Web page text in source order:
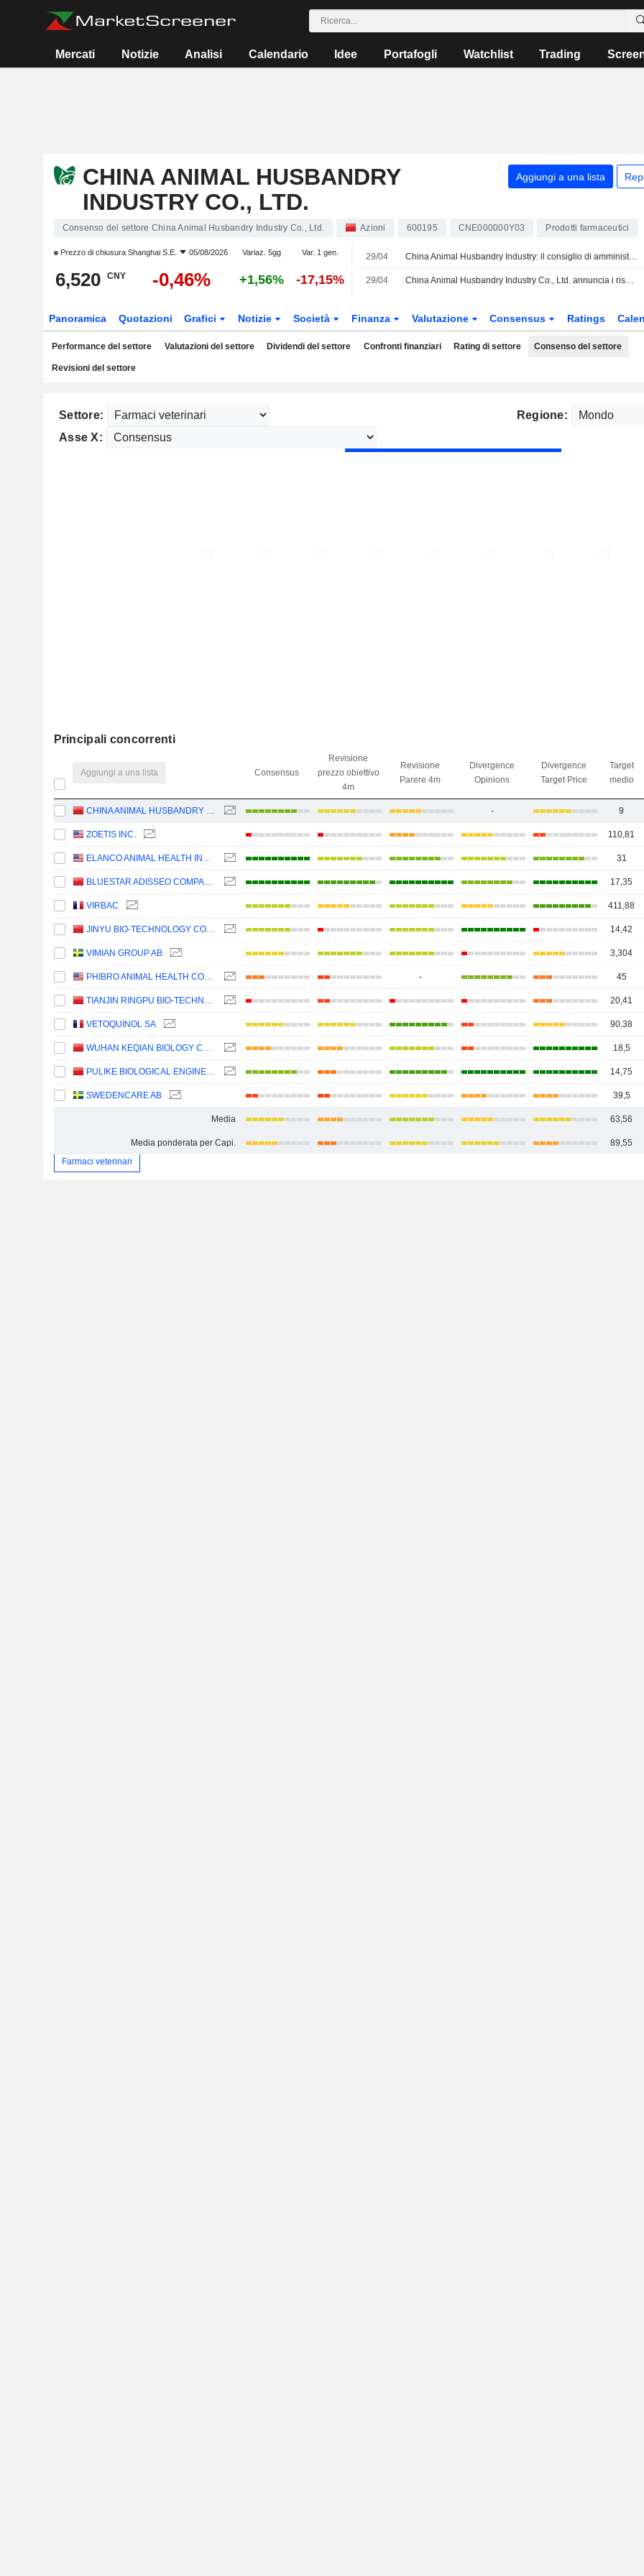
Mercati Notizie Analisi Calendario Idee Portafogli Watchlist Trading
CHINA ANIMAL HUSBANDRY
INDUSTRY CO., LTD.
Aggiungi a una lista
Consenso del settore China Animal Husbandry Industry Co., Ltd. Azioni 600195 CNE000000Y03 Prodotti farmaceutici
Prezzo di chiusura Shanghai S.E. 05/08/2026 Variaz. 5gg Var. 1 gen.
6,520 CNY -0,46% +1,56% -17,15%
29/04 China Animal Husbandry Industry: il consiglio di amministrazione elegge il nuovo presidente
29/04 China Animal Husbandry Industry Co., Ltd. annuncia i risultati finanziari per il primo trimestre conclusosi il 31 marzo 2026
Panoramica Quotazioni Grafici Notizie Società Finanza Valutazione Consensus Ratings
Performance del settore Valutazioni del settore Dividendi del settore Confronti finanziari Rating di settore Consenso del settore
Revisioni del settore
Settore:
Regione:
Asse X:
Principali concorrenti
Aggiungi a una lista Consensus
Revisione
prezzo obiettivo
4m
Revisione
Parere 4m
Divergence
Opinions
Divergence
Target Price
Target
medio
CHINA ANIMAL HUSBANDRY INDUSTRY CO., LTD. - 9
ZOETIS INC. 110,81
ELANCO ANIMAL HEALTH INCORPORATED 31
BLUESTAR ADISSEO COMPANY 17,35
VIRBAC 411,88
JINYU BIO-TECHNOLOGY CO., LTD. 14,42
VIMIAN GROUP AB 3,304
PHIBRO ANIMAL HEALTH CORPORATION - 45
TIANJIN RINGPU BIO-TECHNOLOGY CO.,LTD. 20,41
VETOQUINOL SA 90,38
WUHAN KEQIAN BIOLOGY CO.,LTD 18,5
PULIKE BIOLOGICAL ENGINEERING, INC. 14,75
SWEDENCARE AB 39,5
Media 63,56
Media ponderata per Capi. 89,55
Farmaci veterinari